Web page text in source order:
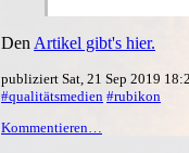
Den Artikel gibt's hier.
publiziert Sat, 21 Sep 2019
#qualitätsmedien #rubikon
Kommentieren…